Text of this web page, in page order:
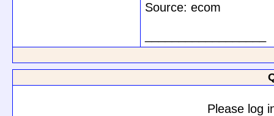
Source: ecom
Please log